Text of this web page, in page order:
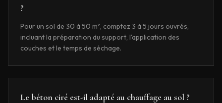
?
Pour un sol de 30 à 50 m², comptez 3 à 5 jours ouvrés,
incluant la préparation du support, l'application des
couches et le temps de séchage.
Le béton ciré est-il adapté au chauffage au sol ?